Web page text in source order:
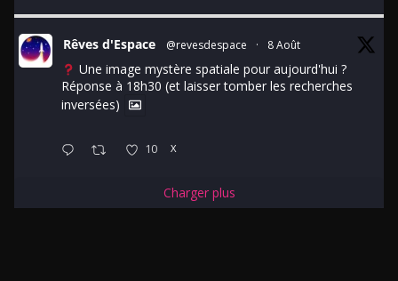
Rêves d'Espace @revesdespace · 8 Août
Une image mystère spatiale pour aujourd'hui ?
Réponse à 18h30 (et laisser tomber les recherches
inversées)
10 X
Charger plus